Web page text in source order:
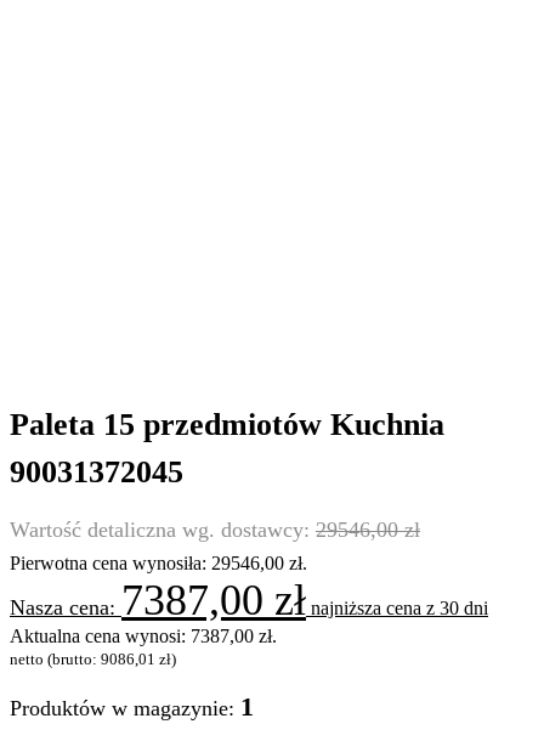
Paleta 15 przedmiotów Kuchnia
90031372045
29546,00zł
Pierwotna cena wynosiła: 29546,00 zł.
7387,00 zł najniższa cena z 30 dni
Aktualna cena wynosi: 7387,00 zł.
netto (brutto: 9086,01 zł)
Produktów w magazynie: 1